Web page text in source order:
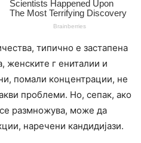
типично е застапена
женските г ениталии и
помали концентрации, не
проблеми. Но, сепак, ако
размножува, може да
наречени кандидиjази.